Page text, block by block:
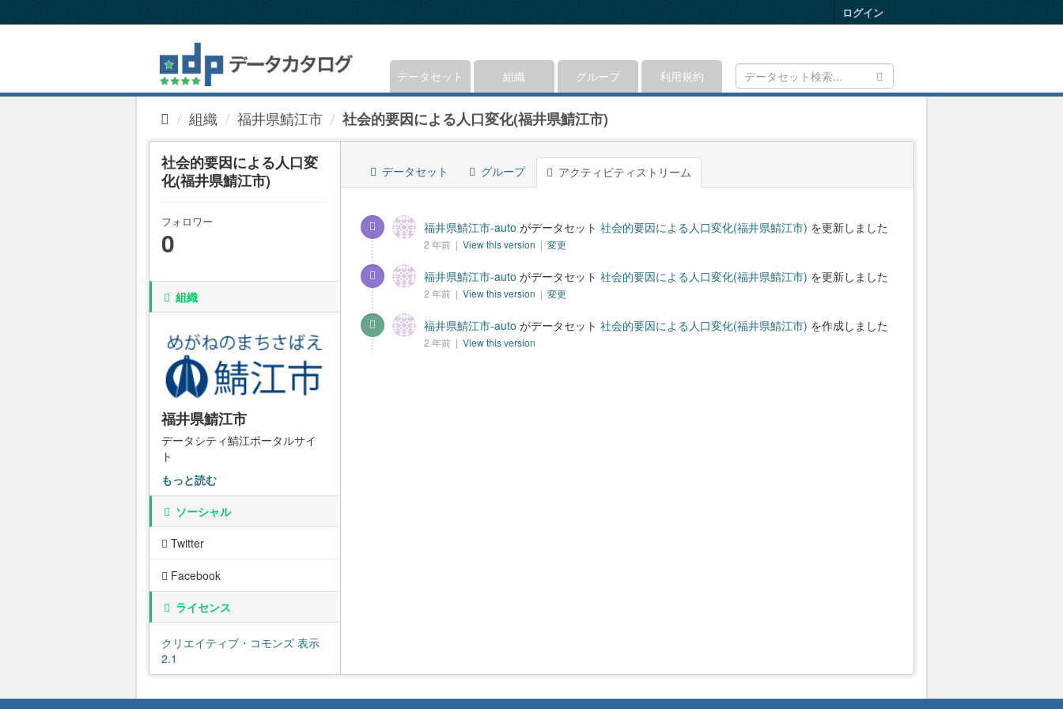
キ
ログイン
データセット 組織 グループ 利用規約
組織 福井県鯖江市 社会的要因による人口変化(福井県鯖江市)
社会的要因による人口変
化(福井県鯖江市)
フォロワー
0
組織
福井県鯖江市
データシティ鯖江ポータルサイ
ト
もっと読む
ソーシャル
Twitter
Facebook
ライセンス
クリエイティブ・コモンズ 表示
2.1
データセット グループ アクティビティストリーム
福井県鯖江市-auto がデータセット 社会的要因による人口変化(福井県鯖江市) を更新しました
2 年前 | View this version | 変更
福井県鯖江市-auto がデータセット 社会的要因による人口変化(福井県鯖江市) を更新しました
2 年前 | View this version | 変更
福井県鯖江市-auto がデータセット 社会的要因による人口変化(福井県鯖江市) を作成しました
2 年前 | View this version